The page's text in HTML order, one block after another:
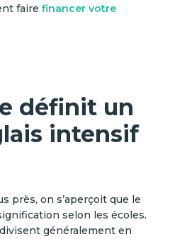
faire financer votre
définit un
intensif
près, on s’aperçoit que le
selon les écoles.
généralement en